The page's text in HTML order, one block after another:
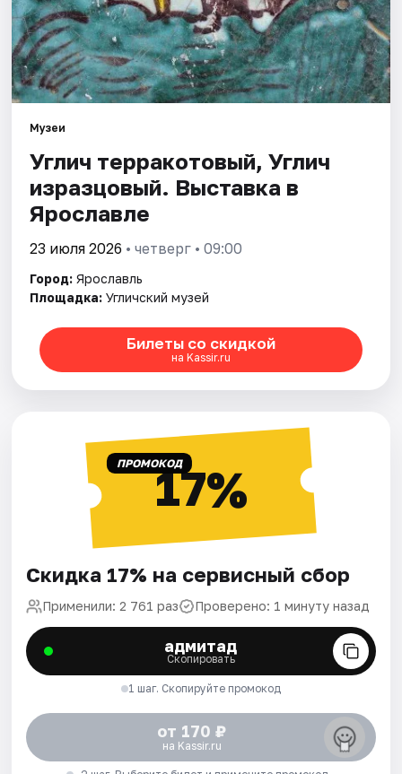
Музеи
Углич терракотовый, Углич
изразцовый. Выставка в
Ярославле
23 июля 2026 • четверг • 09:00
Город: Ярославль
Площадка: Угличский музей
Билеты со скидкой
на Kassir.ru
ПРОМОКОД17%
Скидка 17% на сервисный сбор
Применили: 2 761 раз Проверено: 1 минуту назад
адмитад
Скопировать
1 шаг. Скопируйте промокод
от 170 ₽
на Kassir.ru